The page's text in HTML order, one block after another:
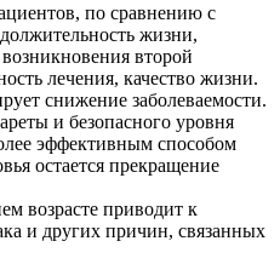
по сравнению с
жизни,
второй
лечения, качество жизни.
снижение заболеваемости.
и безопасного уровня
эффективным способом
остается прекращение
возрасте приводит к
и других причин, связанных